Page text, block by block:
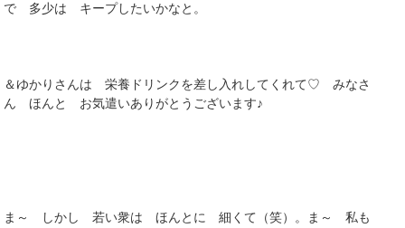
で 多少は キープしたいかなと。
＆ゆかりさんは 栄養ドリンクを差し入れしてくれて♡ みなさ
ん ほんと お気遣いありがとうございます♪
ま～ しかし 若い衆は ほんとに 細くて（笑）。ま～ 私も